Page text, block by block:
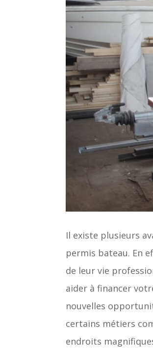
Il existe plusieurs
permis bateau. En
de leur vie
aider à financer
nouvelles
certains métiers
endroits